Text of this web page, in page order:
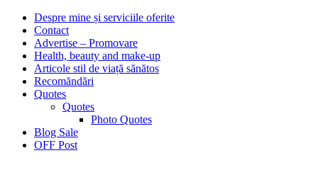
Despre mine și serviciile oferite
Contact
Advertise – Promovare
Health, beauty and make-up
Articole stil de viață sănătos
Recomăndări
Quotes
Quotes
Photo Quotes
Blog Sale
OFF Post